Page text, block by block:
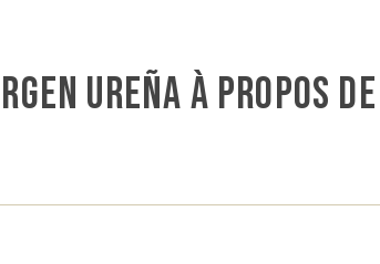
Ureña à propos